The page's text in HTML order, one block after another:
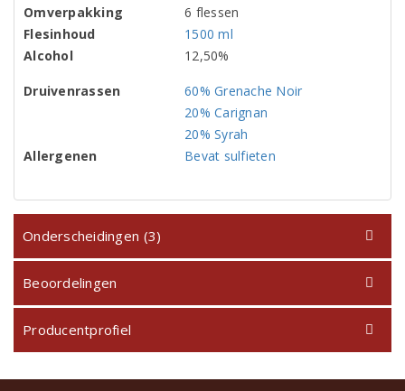
Omverpakking
6 flessen
Flesinhoud
1500 ml
Alcohol
12,50%
Druivenrassen
60% Grenache Noir
20% Carignan
20% Syrah
Allergenen
Bevat sulfieten
Onderscheidingen (3)
Beoordelingen
Producentprofiel